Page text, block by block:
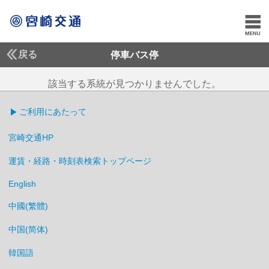
戻る 停車バス停
該当する系統が見つかりませんでした。
ご利用にあたって
宮崎交通HP
運賃・経路・時刻表検索トップページ
English
中國(繁體)
中国(简体)
韓国語